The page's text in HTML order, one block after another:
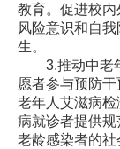
教育。促进校
风险意识和自
生。
3.推动中老
愿者参与预防
老年人艾滋病
病就诊者提供
老龄感染者的